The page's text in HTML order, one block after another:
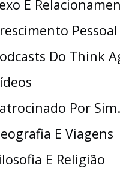
E
Pessoal
Do Think
Por
E Viagens
E Religião